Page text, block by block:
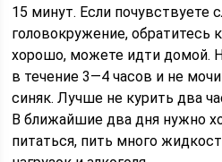
15 минут. Если почувствуете
головокружение, обратитесь
хорошо, можете идти домой.
в течение 3—4 часов и не
синяк. Лучше не курить два
В ближайшие два дня нужно
питаться, пить много